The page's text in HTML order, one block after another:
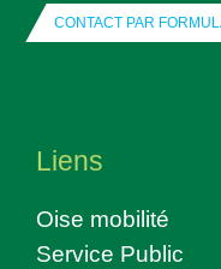
CONTACT PAR
Liens
Oise mobilité
Service Public